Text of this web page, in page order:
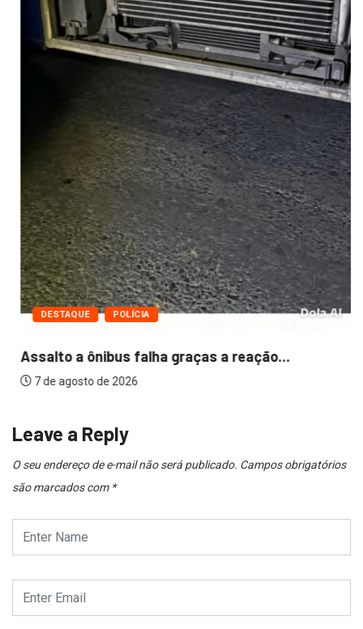
DESTAQUE POLÍCIA
Assalto a ônibus falha graças a reação...
7 de agosto de 2026
Leave a Reply
O seu endereço de e-mail não será publicado. Campos obrigatórios
são marcados com *